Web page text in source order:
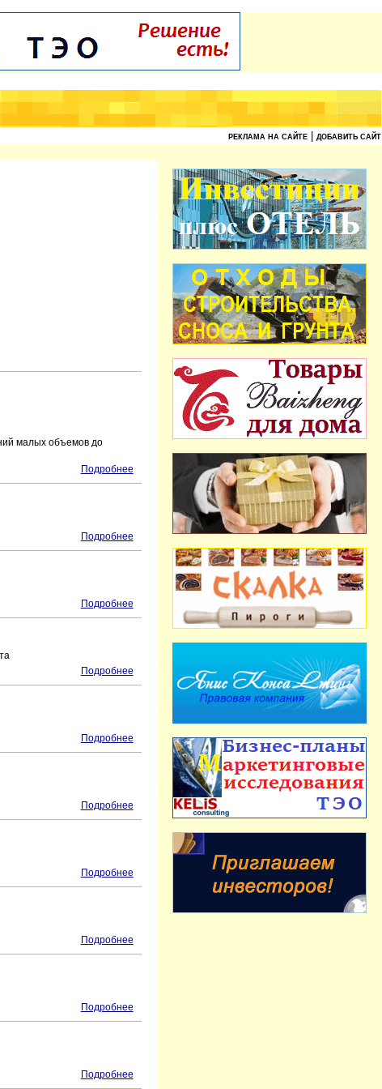
РЕКЛАМА НА САЙТЕ ДОБАВИТЬ САЙТ
малых объемов до
Подробнее
Подробнее
Подробнее
Подробнее
Подробнее
Подробнее
Подробнее
Подробнее
Подробнее
Подробнее